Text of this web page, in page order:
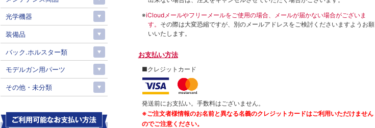
※iCloudメールやフリーメールをご使用の場合、メールが届かない場合がございま
す。 その際は大変恐縮ですが、別のメールアドレスをご検討くださいますようお願
いいたします。
お支払い方法
■クレジットカード
発送前にお支払い。手数料はございません。
※ご注文者様情報のお名前と異なる名義のクレジットカードはご利用いただけません
のでご注意ください。
光学機器
装備品
バック.ホルスター類
モデルガン用パーツ
その他・未分類